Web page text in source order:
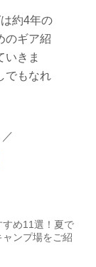
約4年の
のギア紹
いきま
でもなれ
め11選！夏で
ンプ場をご紹